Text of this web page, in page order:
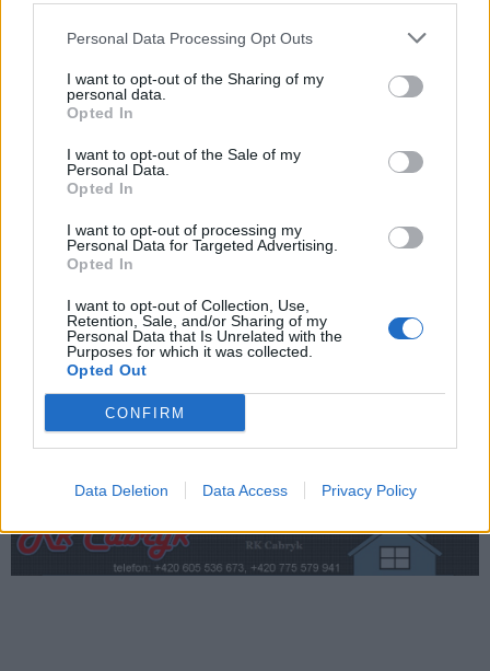
Personal Data Processing Opt Outs
I want to opt-out of the Sharing of my
personal data.
Opted In
I want to opt-out of the Sale of my
Personal Data.
Opted In
I want to opt-out of processing my
Personal Data for Targeted Advertising.
Opted In
I want to opt-out of Collection, Use,
Retention, Sale, and/or Sharing of my
Personal Data that Is Unrelated with the
Purposes for which it was collected.
Opted Out
CONFIRM
Data Deletion Data Access Privacy Policy
Zpravodajství
Svatá Hora rozšířila počet bohoslužeb.
Zpravodajství
výborné podmínky. Horší voda je jen na
Živohošti
Zpravodajství
Příbram modernizuje parkovací automaty.
Přibudou i tři nové poblíž Svaté Hory